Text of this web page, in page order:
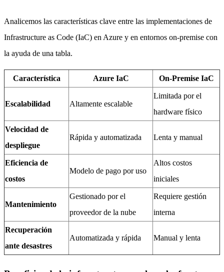
Analicemos las características clave entre las implementaciones de
Infrastructure as Code (IaC) en Azure y en entornos on-premise con
la ayuda de una tabla.
Característica Azure IaC On-Premise IaC
Escalabilidad Altamente escalable
Limitada por el
hardware físico
Velocidad de
despliegue
Rápida y automatizada Lenta y manual
Eficiencia de
costos
Modelo de pago por uso
Altos costos
iniciales
Mantenimiento
Gestionado por el
proveedor de la nube
Requiere gestión
interna
Recuperación
ante desastres
Automatizada y rápida Manual y lenta